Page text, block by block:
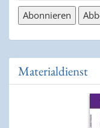
Materialdienst